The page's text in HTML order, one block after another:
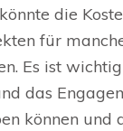
die
für
Es ist
das
können und